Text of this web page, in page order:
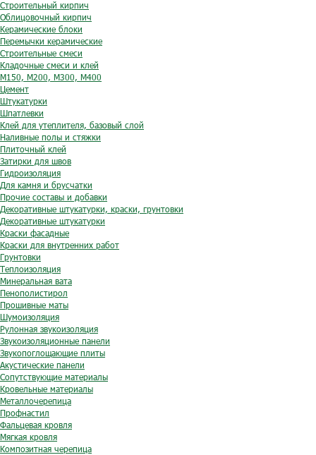
Строительный кирпич
Облицовочный кирпич
Керамические блоки
Перемычки керамические
Строительные смеси
Кладочные смеси и клей
М150, М200, М300, М400
Цемент
Штукатурки
Шпатлевки
Клей для утеплителя, базовый слой
Наливные полы и стяжки
Плиточный клей
Затирки для швов
Гидроизоляция
Для камня и брусчатки
Прочие составы и добавки
Декоративные штукатурки, краски, грунтовки
Декоративные штукатурки
Краски фасадные
Краски для внутренних работ
Грунтовки
Теплоизоляция
Минеральная вата
Пенополистирол
Прошивные маты
Шумоизоляция
Рулонная звукоизоляция
Звукоизоляционные панели
Звукопоглощающие плиты
Акустические панели
Сопутствующие материалы
Кровельные материалы
Металлочерепица
Профнастил
Фальцевая кровля
Мягкая кровля
Композитная черепица